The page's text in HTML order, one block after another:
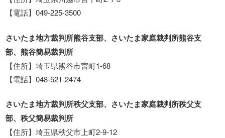
【電話】049-225-3500
さいたま地方裁判所熊谷支部、さいたま家庭裁判所熊谷支
部、熊谷簡易裁判所
【住所】埼玉県熊谷市宮町1-68
【電話】048-521-2474
さいたま地方裁判所秩父支部、さいたま家庭裁判所秩父支
部、秩父簡易裁判所
【住所】埼玉県秩父市上町2-9-12